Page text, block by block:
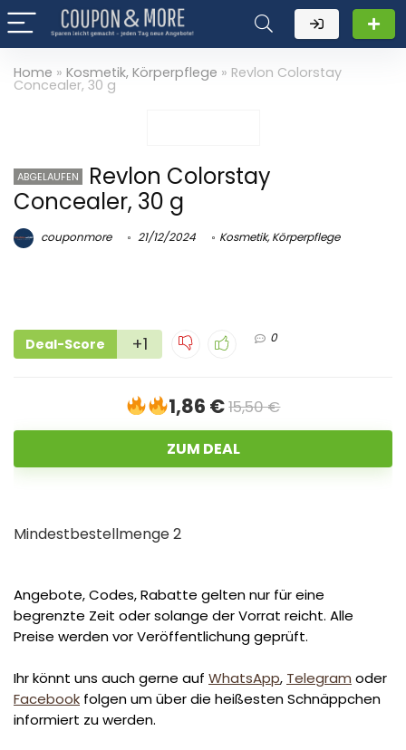
Home » Kosmetik, Körperpflege » Revlon Colorstay
Concealer, 30 g
ABGELAUFEN
Revlon Colorstay
Concealer, 30 g
couponmore 21/12/2024 Kosmetik, Körperpflege
Deal-Score +1 0
1,86 €15,50 €
ZUM DEAL
Mindestbestellmenge 2
Angebote, Codes, Rabatte gelten nur für eine
begrenzte Zeit oder solange der Vorrat reicht. Alle
Preise werden vor Veröffentlichung geprüft.
Ihr könnt uns auch gerne auf WhatsApp, Telegram oder
Facebook folgen um über die heißesten Schnäppchen
informiert zu werden.